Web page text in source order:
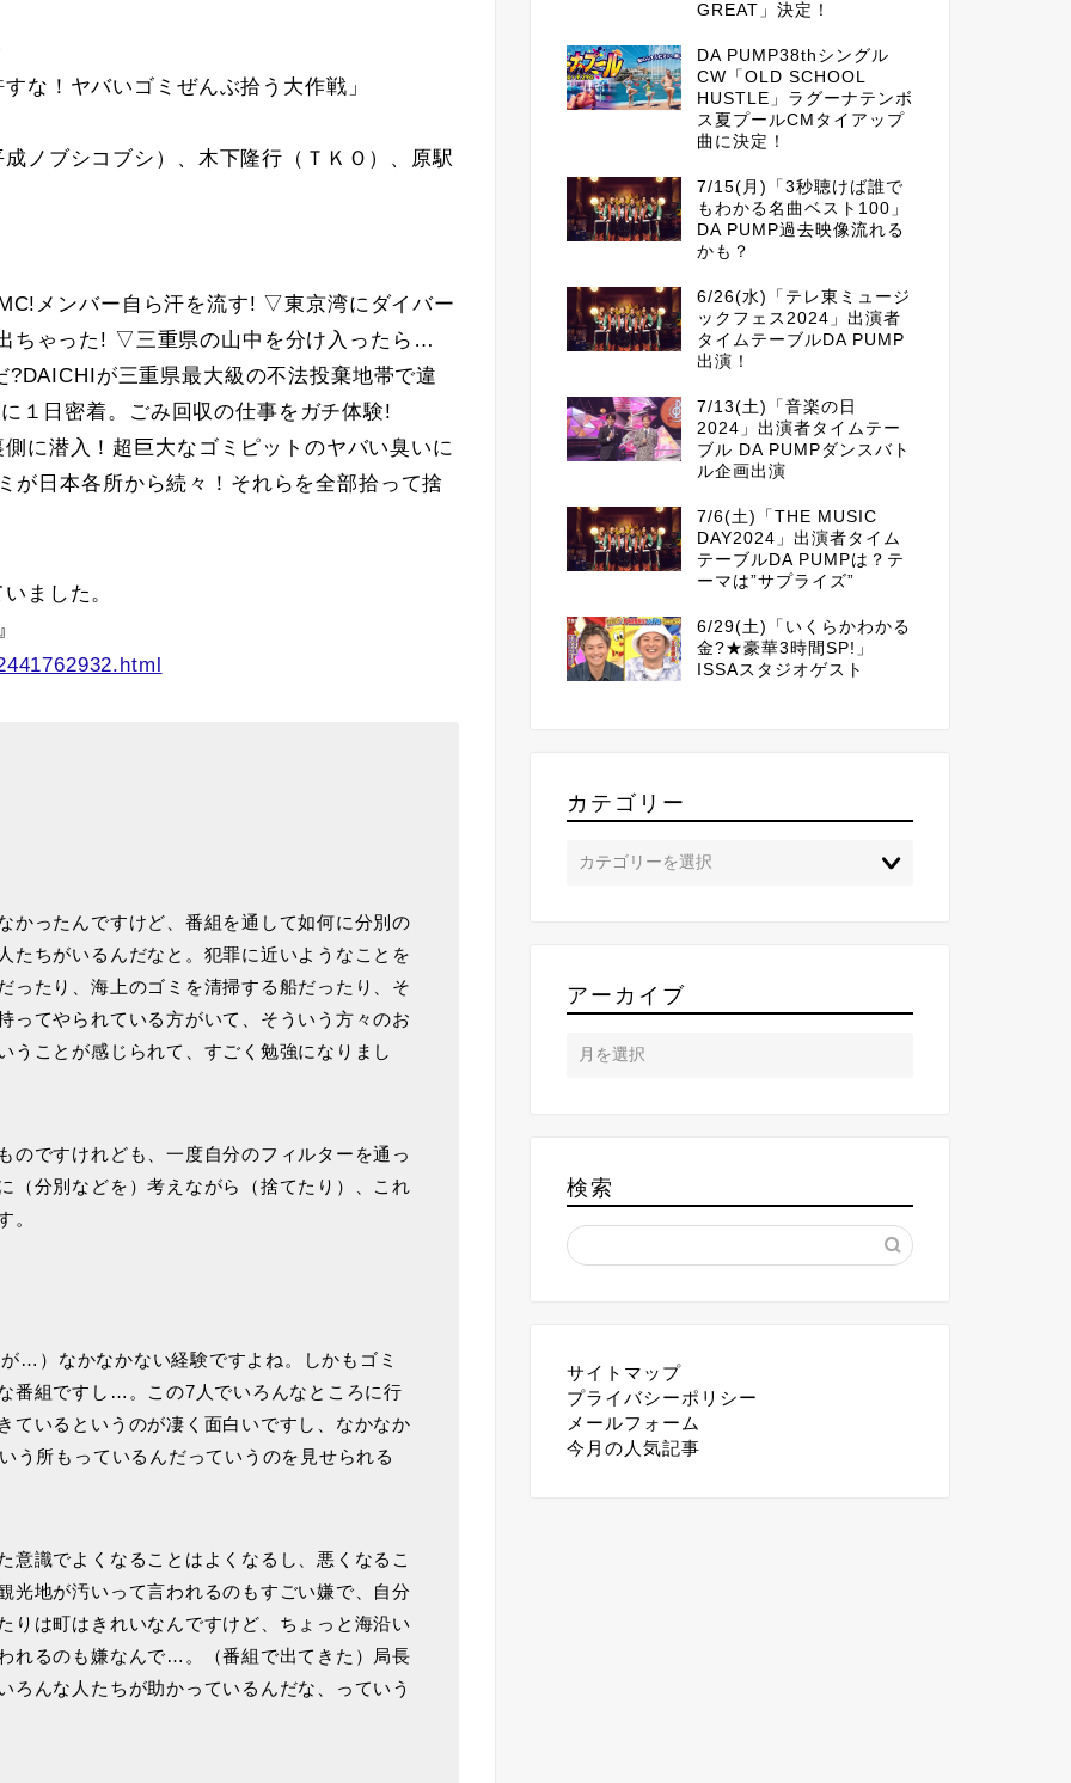
な！ヤバいゴミぜんぶ拾う大作戦」
ノブシコブシ）、木下隆行（ＴＫＯ）、原駅
メンバー自ら汗を流す! ▽東京湾にダイバー
ちゃった! ▽三重県の山中を分け入ったら…
が三重県最大級の不法投棄地帯で違
１日密着。ごみ回収の仕事をガチ体験!
に潜入！超巨大なゴミピットのヤバい臭いに
が日本各所から続々！それらを全部拾って捨
ました。
かったんですけど、番組を通して如何に分別の
たちがいるんだなと。犯罪に近いようなことを
ったり、海上のゴミを清掃する船だったり、そ
ってやられている方がいて、そういう方々のお
うことが感じられて、すごく勉強になりまし
のですけれども、一度自分のフィルターを通っ
（分別などを）考えながら（捨てたり）、これ
。
…）なかなかない経験ですよね。しかもゴミ
番組ですし…。この7人でいろんなところに行
ているというのが凄く面白いですし、なかなか
う所もっているんだっていうのを見せられる
意識でよくなることはよくなるし、悪くなるこ
光地が汚いって言われるのもすごい嫌で、自分
りは町はきれいなんですけど、ちょっと海沿い
れるのも嫌なんで…。（番組で出てきた）局長
ろんな人たちが助かっているんだな、っていう
GREAT」決定！
DA PUMP38thシングル
CW「OLD SCHOOL
HUSTLE」ラグーナテンボ
ス夏プールCMタイアップ
曲に決定！
7/15(月)「3秒聴けば誰で
もわかる名曲ベスト100」
DA PUMP過去映像流れる
かも？
6/26(水)「テレ東ミュージ
ックフェス2024」出演者
タイムテーブルDA PUMP
出演！
7/13(土)「音楽の日
2024」出演者タイムテー
ブル DA PUMPダンスバト
ル企画出演
7/6(土)「THE MUSIC
DAY2024」出演者タイム
テーブルDA PUMPは？テ
ーマは”サプライズ”
6/29(土)「いくらかわかる
金?★豪華3時間SP!」
ISSAスタジオゲスト
カテゴリー
アーカイブ
検索
サイトマップ
プライバシーポリシー
メールフォーム
今月の人気記事